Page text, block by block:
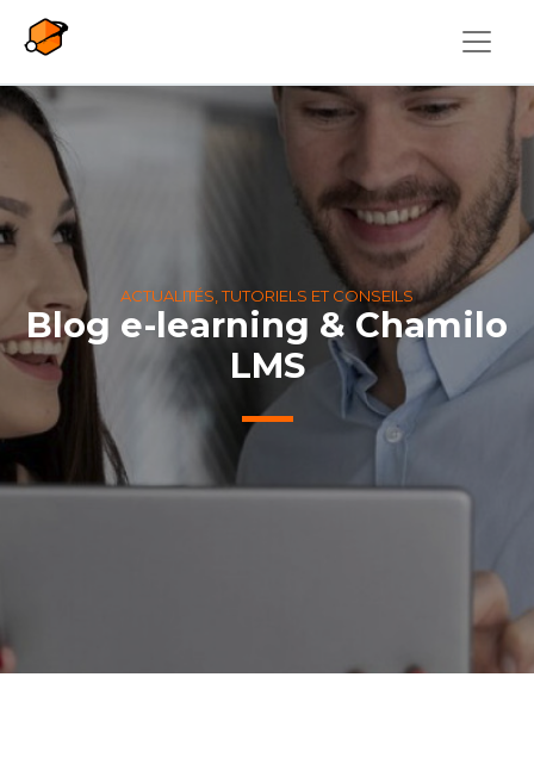
ACTUALITÉS, TUTORIELS ET CONSEILS
Blog e-learning & Chamilo
LMS